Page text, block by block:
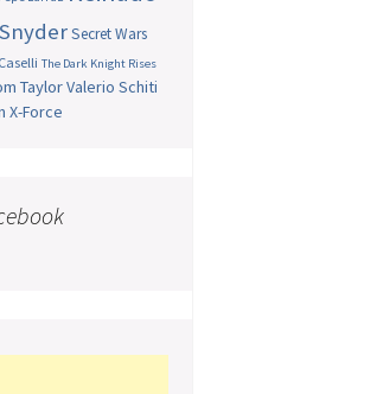
Secret Wars
The Dark Knight Rises
TaylorValerio Schiti
X-Force